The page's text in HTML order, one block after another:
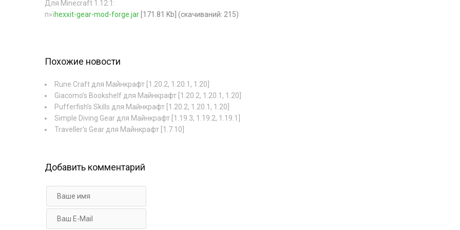
Для Minecraft 1.12.1:
п»їhexxit-gear-mod-forge.jar [171.81 Kb] (cкачиваний: 215)
Похожие новости
Rune Craft для Майнкрафт [1.20.2, 1.20.1, 1.20]
Giacomo’s Bookshelf для Майнкрафт [1.20.2, 1.20.1, 1.20]
Pufferfish’s Skills для Майнкрафт [1.20.2, 1.20.1, 1.20]
Simple Diving Gear для Майнкрафт [1.19.3, 1.19.2, 1.19.1]
Traveller's Gear для Майнкрафт [1.7.10]
Добавить комментарий